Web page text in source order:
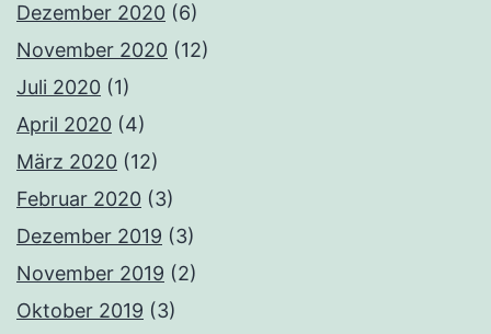
Dezember 2020 (6)
November 2020 (12)
Juli 2020 (1)
April 2020 (4)
März 2020 (12)
Februar 2020 (3)
Dezember 2019 (3)
November 2019 (2)
Oktober 2019 (3)